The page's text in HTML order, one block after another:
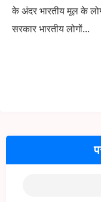
के अंदर भारतीय मूल के
सरकार भारतीय लोगों...